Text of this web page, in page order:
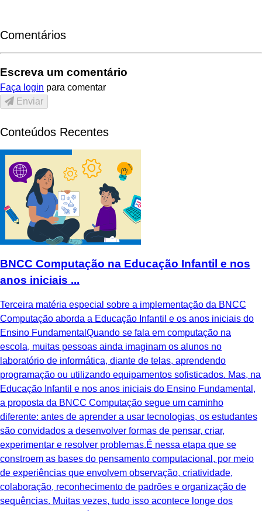
Comentários
Escreva um comentário
Faça login para comentar
Enviar
Conteúdos Recentes
BNCC Computação na Educação Infantil e nos
anos iniciais ...
Terceira matéria especial sobre a implementação da BNCC
Computação aborda a Educação Infantil e os anos iniciais do
Ensino FundamentalQuando se fala em computação na
escola, muitas pessoas ainda imaginam os alunos no
laboratório de informática, diante de telas, aprendendo
programação ou utilizando equipamentos sofisticados. Mas, na
Educação Infantil e nos anos iniciais do Ensino Fundamental,
a proposta da BNCC Computação segue um caminho
diferente: antes de aprender a usar tecnologias, os estudantes
são convidados a desenvolver formas de pensar, criar,
experimentar e resolver problemas.É nessa etapa que se
constroem as bases do pensamento computacional, por meio
de experiências que envolvem observação, criatividade,
colaboração, reconhecimento de padrões e organização de
sequências. Muitas vezes, tudo isso acontece longe dos